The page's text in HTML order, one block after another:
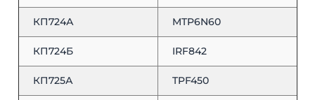
КП724А MTP6N60
КП724Б IRF842
КП725А TPF450